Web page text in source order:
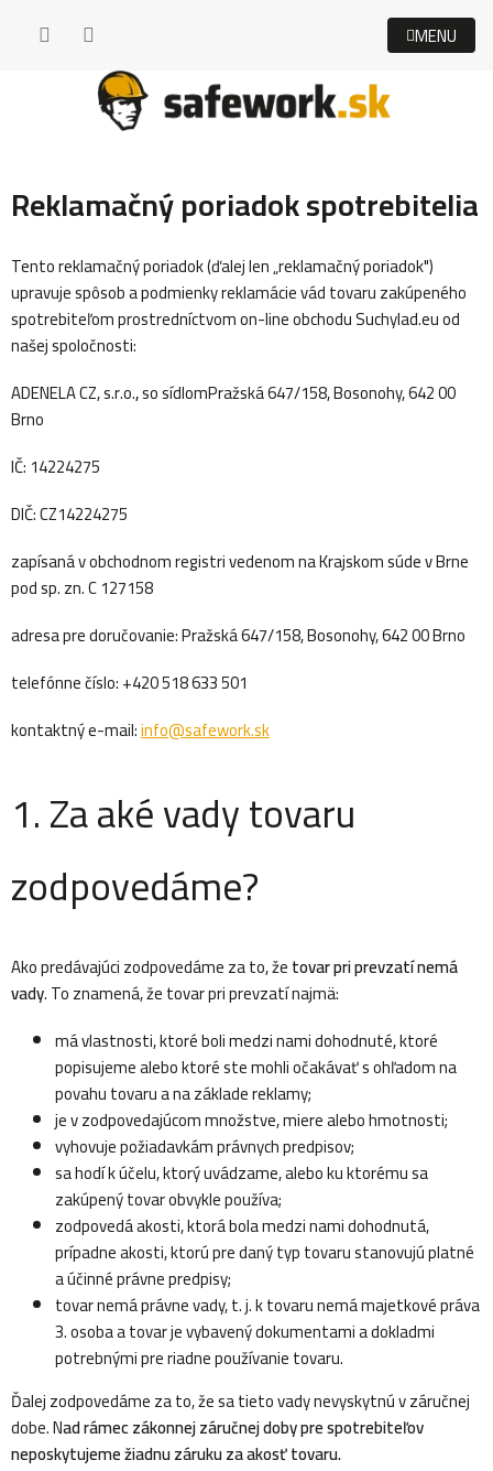
Reklamačný poriadok spotrebitelia
Tento reklamačný poriadok (ďalej len „reklamačný poriadok")
upravuje spôsob a podmienky reklamácie vád tovaru zakúpeného
spotrebiteľom prostredníctvom on-line obchodu Suchylad.eu od
našej spoločnosti:
ADENELA CZ, s.r.o.,so sídlomPražská 647/158, Bosonohy, 642 00
Brno
IČ: 14224275
DIČ: CZ14224275
zapísaná v obchodnom registri vedenom na Krajskom súde v Brne
pod sp. zn. C 127158
adresa pre doručovanie:Pražská 647/158, Bosonohy, 642 00 Brno
telefónne číslo: +420 518 633 501
kontaktný e-mail:info@safework.sk
1. Za aké vady tovaru
zodpovedáme?
Ako predávajúci zodpovedáme za to, žetovar pri prevzatí nemá
vady. To znamená, že tovar pri prevzatí najmä:
má vlastnosti, ktoré boli medzi nami dohodnuté, ktoré
popisujeme alebo ktoré ste mohli očakávať s ohľadom na
povahu tovaru a na základe reklamy;
je v zodpovedajúcom množstve, miere alebo hmotnosti;
vyhovuje požiadavkám právnych predpisov;
sa hodí k účelu, ktorý uvádzame, alebo ku ktorému sa
zakúpený tovar obvykle používa;
zodpovedá akosti, ktorá bola medzi nami dohodnutá,
prípadne akosti, ktorú pre daný typ tovaru stanovujú platné
a účinné právne predpisy;
tovar nemá právne vady, t. j. k tovaru nemá majetkové práva
3. osoba a tovar je vybavený dokumentami a dokladmi
potrebnými pre riadne používanie tovaru.
Ďalej zodpovedáme za to, že sa tieto vady nevyskytnú v záručnej
dobe. Nad rámec zákonnej záručnej doby pre spotrebiteľov
neposkytujeme žiadnu záruku za akosť tovaru.